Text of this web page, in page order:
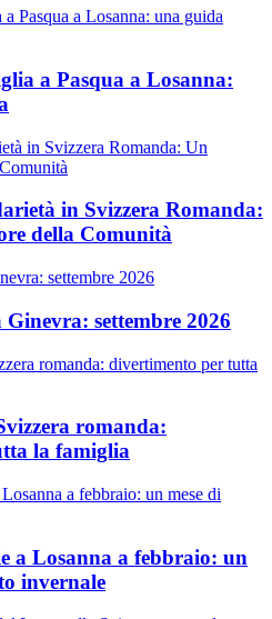
a Pasqua a Losanna:
in Svizzera Romanda:
della Comunità
settembre 2026
romanda:
la famiglia
a Losanna a febbraio: un
invernale